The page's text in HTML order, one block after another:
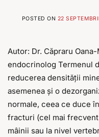
POSTED ON 22
Autor: Dr. Căpraru
endocrinolog Termenul
reducerea densității
asemenea și o
normale, ceea ce duce
fracturi (cel mai
mâinii sau la nivel